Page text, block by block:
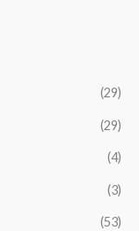
(29)
(29)
(4)
(3)
(53)